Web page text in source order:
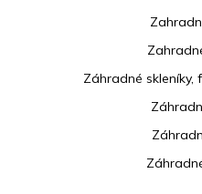
Záhradné skleníky,